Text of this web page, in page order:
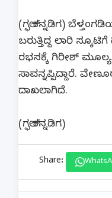
(ಗಲ್ಫ್ ಕನ್ನಡಿಗ)
ಬರುತ್ತಿದ್ದ ಲಾರಿ
ರಭಸಕ್ಕೆ ಗಿರೀಶ್
ಸಾವನ್ನಪ್ಪಿದ್ದಾರೆ.
ದಾಖಲಾಗಿದೆ.
(ಗಲ್ಫ್ ಕನ್ನಡಿಗ)
Share: